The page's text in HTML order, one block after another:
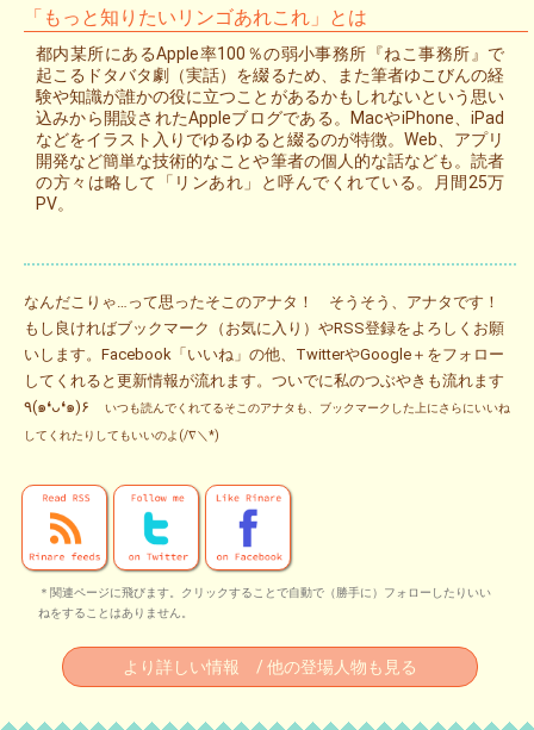
「もっと知りたいリンゴあれこれ」とは
都内某所にあるApple率100％の弱小事務所『ねこ事務所』で
起こるドタバタ劇（実話）を綴るため、また筆者ゆこびんの経
験や知識が誰かの役に立つことがあるかもしれないという思い
込みから開設されたAppleブログである。MacやiPhone、iPad
などをイラスト入りでゆるゆると綴るのが特徴。Web、アプリ
開発など簡単な技術的なことや筆者の個人的な話なども。読者
の方々は略して「リンあれ」と呼んでくれている。月間25万
PV。
なんだこりゃ…って思ったそこのアナタ！ そうそう、アナタです！
もし良ければブックマーク（お気に入り）やRSS登録をよろしくお願
いします。Facebook「いいね」の他、TwitterやGoogle＋をフォロー
してくれると更新情報が流れます。ついでに私のつぶやきも流れます
٩(๑❛ᴗ❛๑)۶
いつも読んでくれてるそこのアナタも、ブックマークした上にさらにいいね
してくれたりしてもいいのよ(/∇＼*)
＊関連ページに飛びます。クリックすることで自動で（勝手に）フォローしたりいい
ねをすることはありません。
より詳しい情報 / 他の登場人物も見る